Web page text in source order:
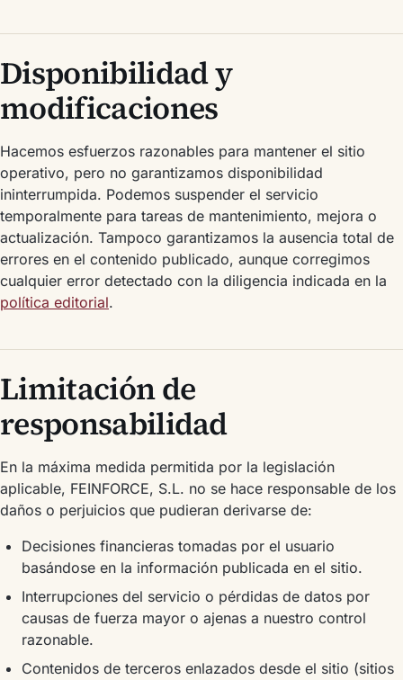
Disponibilidad y
modificaciones
Hacemos esfuerzos razonables para mantener el sitio
operativo, pero no garantizamos disponibilidad
ininterrumpida. Podemos suspender el servicio
temporalmente para tareas de mantenimiento, mejora o
actualización. Tampoco garantizamos la ausencia total de
errores en el contenido publicado, aunque corregimos
cualquier error detectado con la diligencia indicada en la
política editorial.
Limitación de
responsabilidad
En la máxima medida permitida por la legislación
aplicable, FEINFORCE, S.L. no se hace responsable de los
daños o perjuicios que pudieran derivarse de:
Decisiones financieras tomadas por el usuario
basándose en la información publicada en el sitio.
Interrupciones del servicio o pérdidas de datos por
causas de fuerza mayor o ajenas a nuestro control
razonable.
Contenidos de terceros enlazados desde el sitio (sitios